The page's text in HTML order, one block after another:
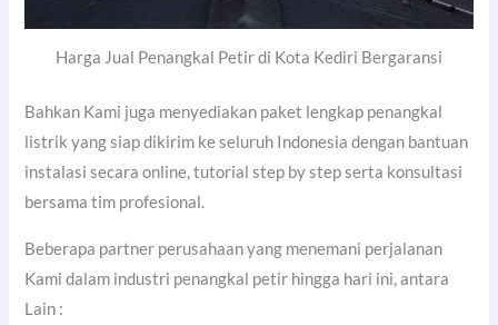
Harga Jual Penangkal Petir di Kota Kediri Bergaransi
Bahkan Kami juga menyediakan paket lengkap penangkal
listrik yang siap dikirim ke seluruh Indonesia dengan bantuan
instalasi secara online, tutorial step by step serta konsultasi
bersama tim profesional.
Beberapa partner perusahaan yang menemani perjalanan
Kami dalam industri penangkal petir hingga hari ini, antara
Lain :